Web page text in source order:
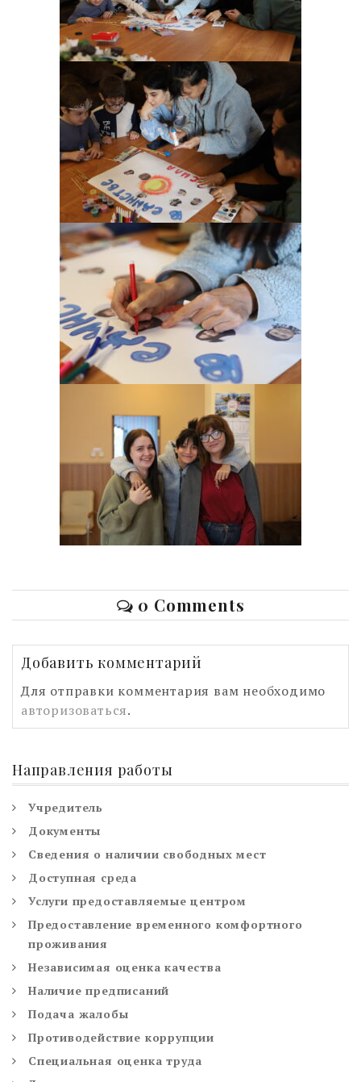
0 Comments
Добавить комментарий
Для отправки комментария вам необходимо
авторизоваться.
Направления работы
Учредитель
Документы
Сведения о наличии свободных мест
Доступная среда
Услуги предоставляемые центром
Предоставление временного комфортного
проживания
Независимая оценка качества
Наличие предписаний
Подача жалобы
Противодействие коррупции
Специальная оценка труда